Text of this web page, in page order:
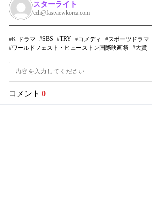
スターライト
ceh@fastviewkorea.com
K-ドラマ SBS TRY コメディ
スポーツドラマ
ワールドフェスト・ヒューストン国際映画祭
大賞
コメント 0